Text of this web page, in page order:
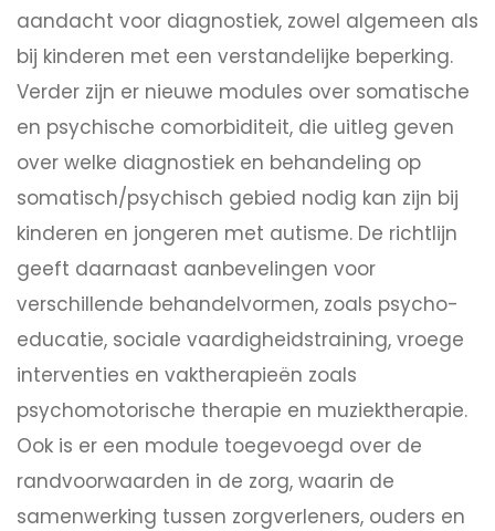
aandacht voor diagnostiek, zowel algemeen als
bij kinderen met een verstandelijke beperking.
Verder zijn er nieuwe modules over somatische
en psychische comorbiditeit, die uitleg geven
over welke diagnostiek en behandeling op
somatisch/psychisch gebied nodig kan zijn bij
kinderen en jongeren met autisme. De richtlijn
geeft daarnaast aanbevelingen voor
verschillende behandelvormen, zoals psycho-
educatie, sociale vaardigheidstraining, vroege
interventies en vaktherapieën zoals
psychomotorische therapie en muziektherapie.
Ook is er een module toegevoegd over de
randvoorwaarden in de zorg, waarin de
samenwerking tussen zorgverleners, ouders en